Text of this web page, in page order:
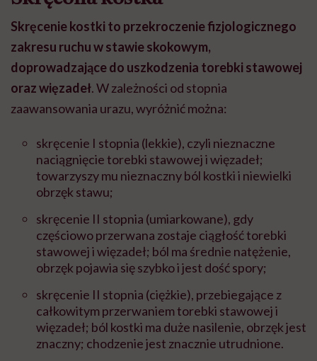
Skręcenie kostki to przekroczenie fizjologicznego
zakresu ruchu w stawie skokowym,
doprowadzające do uszkodzenia torebki stawowej
oraz więzadeł. W zależności od stopnia
zaawansowania urazu, wyróżnić można:
skręcenie I stopnia (lekkie), czyli nieznaczne
naciągnięcie torebki stawowej i więzadeł;
towarzyszy mu nieznaczny ból kostki i niewielki
obrzęk stawu;
skręcenie II stopnia (umiarkowane), gdy
częściowo przerwana zostaje ciągłość torebki
stawowej i więzadeł; ból ma średnie natężenie,
obrzęk pojawia się szybko i jest dość spory;
skręcenie II stopnia (ciężkie), przebiegające z
całkowitym przerwaniem torebki stawowej i
więzadeł; ból kostki ma duże nasilenie, obrzęk jest
znaczny; chodzenie jest znacznie utrudnione.